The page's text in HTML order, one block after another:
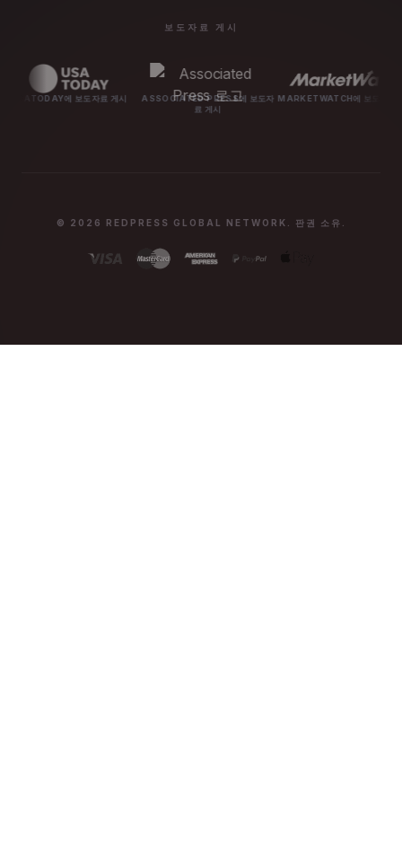
보도자료 게시
보도자료 게시
ASSOCIATED PRESS에 보도자 MARKETWATCH에 보도자료 게시
© 2026 REDPRESS GLOBAL NETWORK. 판권 소유.